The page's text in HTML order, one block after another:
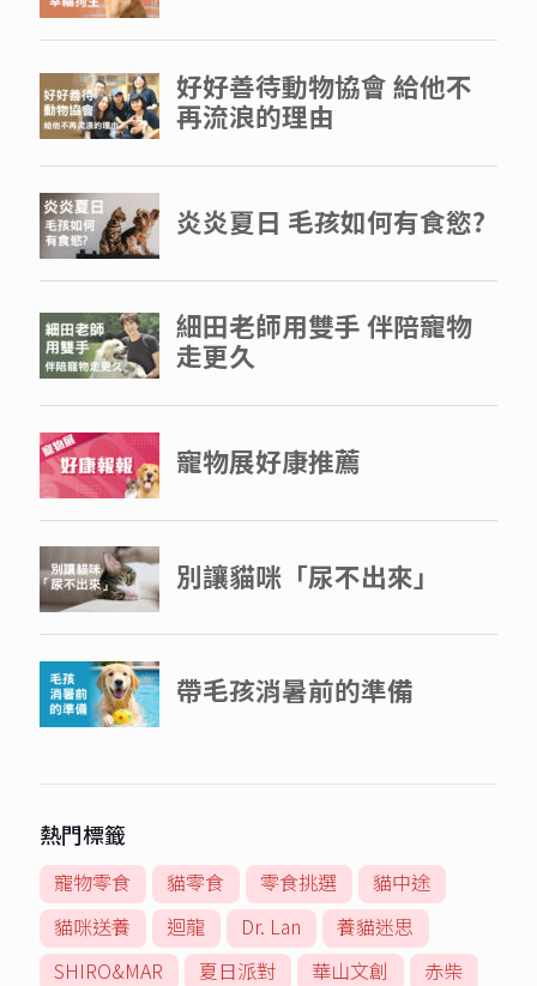
熱門標籤
寵物零食 貓零食 零食挑選
貓中途
貓咪送養
迴龍 Dr. Lan
養貓迷思
SHIRO&MAR
夏日派對 華山文創
赤柴